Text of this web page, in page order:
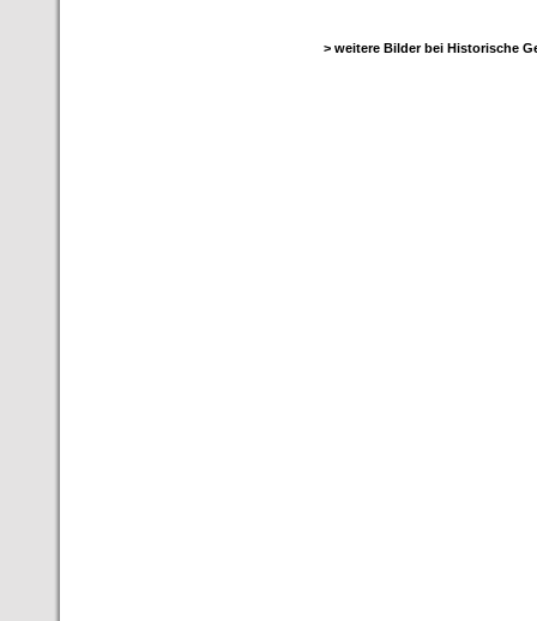
> weitere Bilder bei Historische